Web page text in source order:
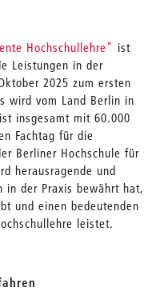
Hochschullehre" ist
Leistungen in der
2025 zum ersten
wird vom Land Berlin in
insgesamt mit 60.000
Fachtag für die
Berliner Hochschule für
herausragende und
in der Praxis bewährt hat,
und einen bedeutenden
leistet.